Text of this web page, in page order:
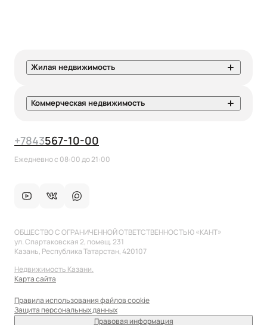
Жилая недвижимость
Коммерческая недвижимость
+7843567-10-00
Ежедневно с 08:00 до 21:00
ОБЩЕСТВО С ОГРАНИЧЕННОЙ ОТВЕТСТВЕННОСТЬЮ «КАНТ»
ул. Спартаковская 2, помещ. 231
Казань, Республика Татарстан, 420107
Недвижимость Казани.
Карта сайта
Правила использования файлов cookie
Защита персональных данных
Правовая информация